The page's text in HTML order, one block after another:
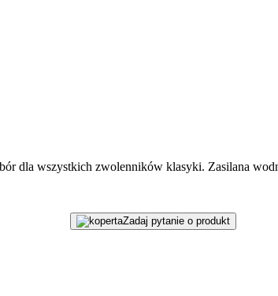
dla wszystkich zwolenników klasyki. Zasilana
Zadaj pytanie o produkt